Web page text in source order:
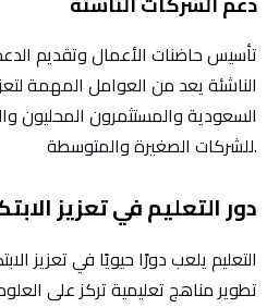
تأسيس حاضنات الأعمال وتقديم
الناشئة يعد من العوامل المهمة
السعودية والمستثمرون المحليون
للشركات الصغيرة والمتوسطة.
5. دور التعليم في تعزيز
التعليم يلعب دورًا حيويًا في تعزيز
تطوير مناهج تعليمية تركز على